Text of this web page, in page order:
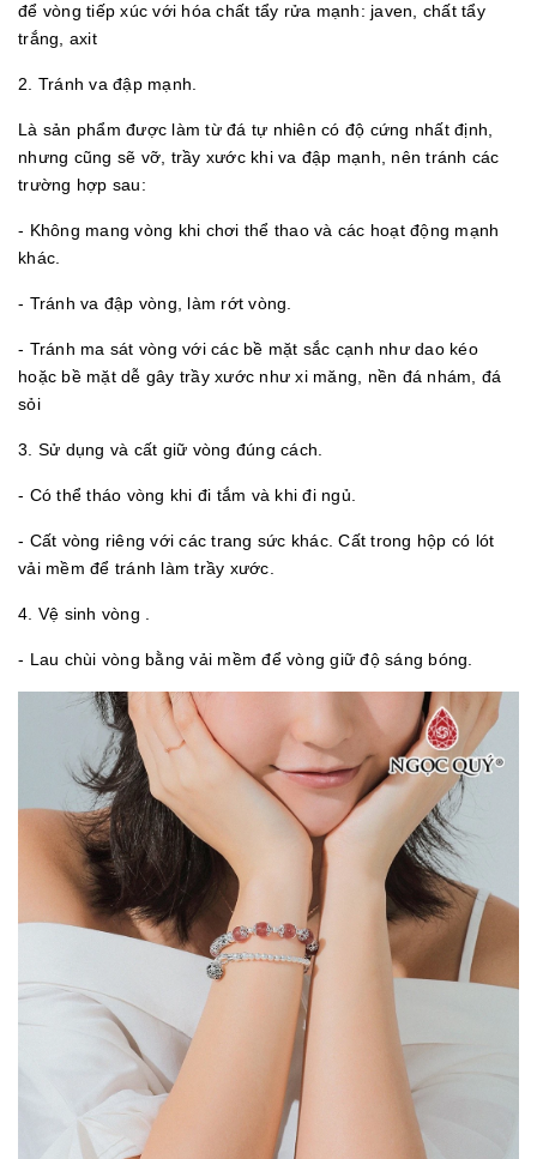
để vòng tiếp xúc với hóa chất tẩy rửa mạnh: javen, chất tẩy
trắng, axit
2. Tránh va đập mạnh.
Là sản phẩm được làm từ đá tự nhiên có độ cứng nhất định,
nhưng cũng sẽ vỡ, trầy xước khi va đập mạnh, nên tránh các
trường hợp sau:
- Không mang vòng khi chơi thể thao và các hoạt động mạnh
khác.
- Tránh va đập vòng, làm rớt vòng.
- Tránh ma sát vòng với các bề mặt sắc cạnh như dao kéo
hoặc bề mặt dễ gây trầy xước như xi măng, nền đá nhám, đá
sỏi
3. Sử dụng và cất giữ vòng đúng cách.
- Có thể tháo vòng khi đi tắm và khi đi ngủ.
- Cất vòng riêng với các trang sức khác. Cất trong hộp có lót
vải mềm để tránh làm trầy xước.
4. Vệ sinh vòng .
- Lau chùi vòng bằng vải mềm để vòng giữ độ sáng bóng.